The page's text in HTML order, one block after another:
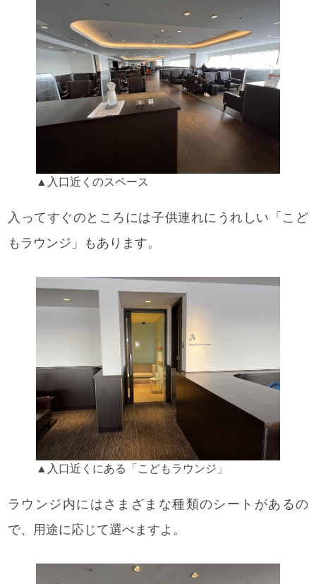
▲入口近くのスペース
入ってすぐのところには子供連れにうれしい「こど
もラウンジ」もあります。
▲入口近くにある「こどもラウンジ」
ラウンジ内にはさまざまな種類のシートがあるの
で、用途に応じて選べますよ。